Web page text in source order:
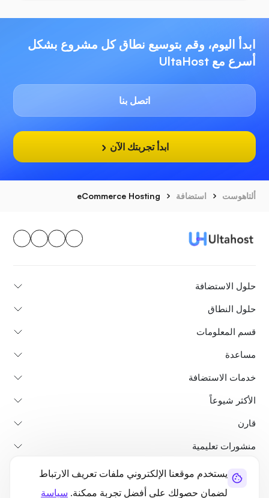
يستخدم موقعنا الإلكتروني ملفات تعريف الارتباط
لضمان حصولك على أفضل تجربة ممكنة. سياسة
ابدأ اليوم، وقم بتوسيع نطاق كل مشروع بشكل
أسرع مع UltaHost
اتصل بنا
ابدأ تجربتك الآن
ألتاهوست استضافة eCommerce Hosting
حلول الاستضافة
حلول النطاق
قسم المعلومات
مساعدة
خدمات الاستضافة
الأكثر شيوعاً
قارن
منشورات تعليمية
من نحن